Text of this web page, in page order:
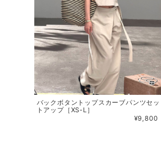
バックボタントップスカーブパンツセッ
トアップ［XS-L］
¥9,800